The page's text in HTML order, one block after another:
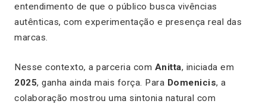
entendimento de que o público busca vivências
autênticas, com experimentação e presença real das
marcas.
Nesse contexto, a parceria com Anitta, iniciada em
2025, ganha ainda mais força. Para Domenicis, a
colaboração mostrou uma sintonia natural com